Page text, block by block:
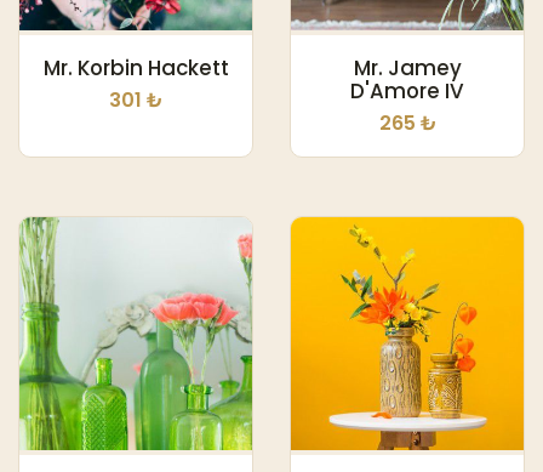
Mr. Korbin Hackett
301 ₺
Mr. Jamey
D'Amore IV
265 ₺